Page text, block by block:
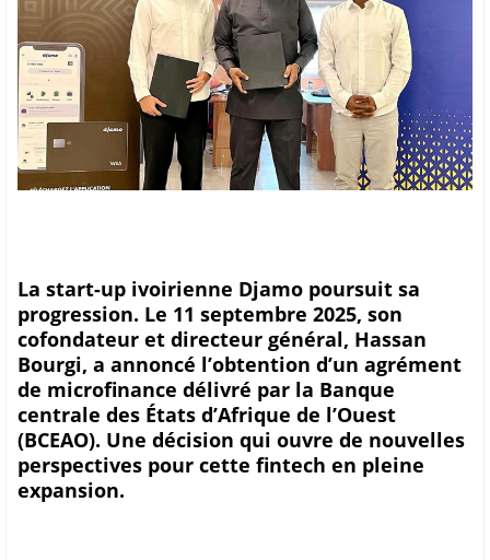
La start-up ivoirienne Djamo poursuit sa
progression. Le 11 septembre 2025, son
cofondateur et directeur général, Hassan
Bourgi, a annoncé l’obtention d’un agrément
de microfinance délivré par la Banque
centrale des États d’Afrique de l’Ouest
(BCEAO). Une décision qui ouvre de nouvelles
perspectives pour cette fintech en pleine
expansion.